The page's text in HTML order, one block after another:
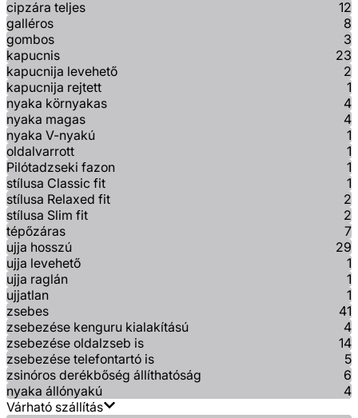
cipzára teljes
12
galléros
8
gombos
3
kapucnis
23
kapucnija levehető
2
kapucnija rejtett
1
nyaka környakas
4
nyaka magas
4
nyaka V-nyakú
1
oldalvarrott
1
Pilótadzseki fazon
1
stílusa Classic fit
1
stílusa Relaxed fit
2
stílusa Slim fit
2
tépőzáras
7
ujja hosszú
29
ujja levehető
1
ujja raglán
1
ujjatlan
1
zsebes
41
zsebezése kenguru kialakítású
4
zsebezése oldalzseb is
14
zsebezése telefontartó is
5
zsinóros derékbőség állíthatóság
6
nyaka állónyakú
4
Várható szállítás